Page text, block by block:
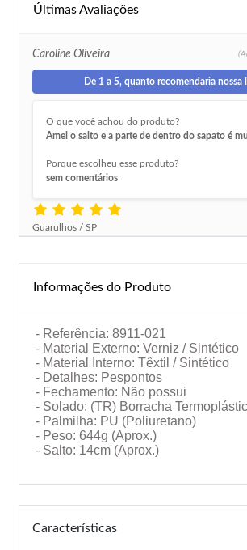
Últimas Avaliações
Caroline Oliveira
De 1 a 5, quanto recomendaria nossa
O que você achou do produto?
Amei o salto e a parte de dentro do sapato é
Porque escolheu esse produto?
sem comentários
Guarulhos / SP
Informações do Produto
- Referência: 8911-021
- Material Externo: Verniz / Sintético
- Material Interno: Têxtil / Sintético
- Detalhes: Pespontos
- Fechamento: Não possui
- Solado: (TR) Borracha
- Palmilha: PU (Poliuretano)
- Peso: 644g (Aprox.)
- Salto: 14cm (Aprox.)
Características